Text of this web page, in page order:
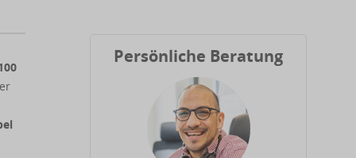
Persönliche Beratung